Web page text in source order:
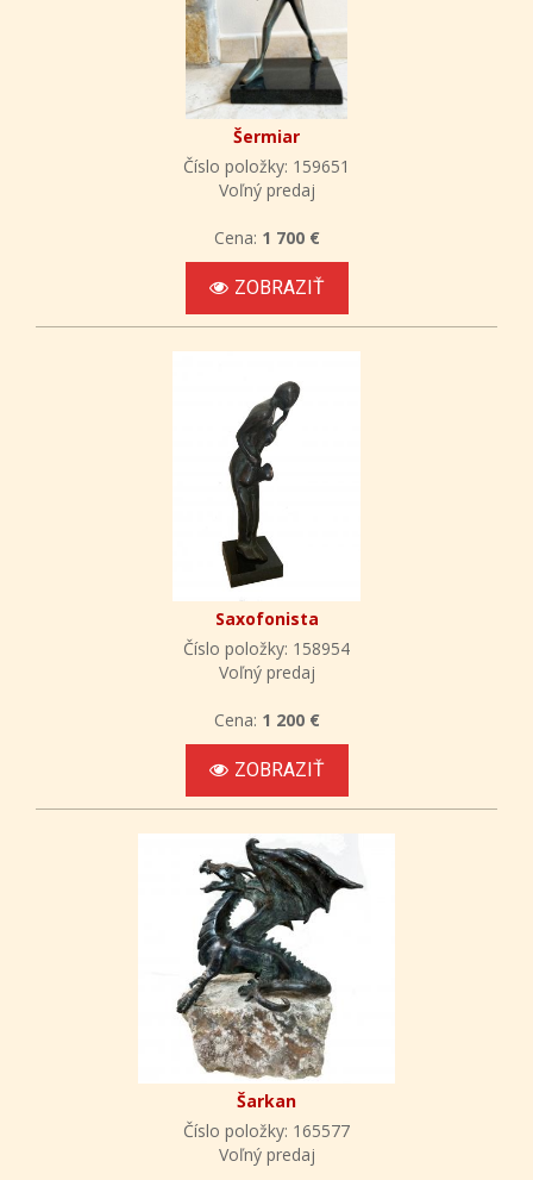
Šermiar
Číslo položky: 159651
Voľný predaj
Cena: 1 700 €
ZOBRAZIŤ
Saxofonista
Číslo položky: 158954
Voľný predaj
Cena: 1 200 €
ZOBRAZIŤ
Šarkan
Číslo položky: 165577
Voľný predaj